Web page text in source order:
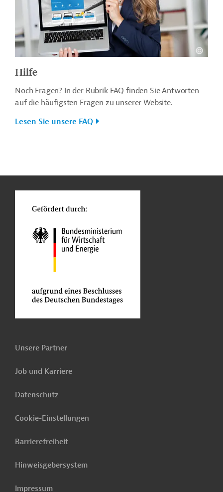
Hilfe
Noch Fragen? In der Rubrik FAQ finden Sie Antworten
auf die häufigsten Fragen zu unserer Website.
Lesen Sie unsere FAQ
Unsere Partner
Job und Karriere
Datenschutz
Cookie-Einstellungen
Barrierefreiheit
Hinweisgebersystem
Impressum